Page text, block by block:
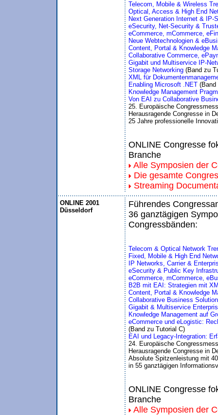
Telecom, Mobile & Wireless
Optical, Access & High End
Next Generation Internet & IP-
eSecurity, Net-Security &
eCommerce, mCommerce,
Neue Webtechnologien &
Content, Portal & Knowledge
Collaborative Commerce,
Gigabit und Multiservice IP-
Storage Networking (Band zu
XML für
Enabling Microsoft .NET (Band
Knowledge Management
Von EAI zu Collaborative
25. Europäische
Herausragende Congresse in
25 Jahre professionelle
ONLINE Congresse
Branche
Alle Symposien der
Die gesamte
Streaming
ONLINE 2001
Düsseldorf
Führendes
36 ganztägigen
Congressbänden:
Telecom & Optical Network
Fixed, Mobile & High End
IP Networks, Carrier &
eSecurity & Public Key
eCommerce, mCommerce,
B2B mit EAI: Strategien mit
Content, Portal & Knowledge
Collaborative Business
Gigabit & Multiservice
Knowledge Management auf
eCommerce und eLogistic:
(Band zu Tutorial C)
EAI und Legacy-Integration:
24. Europäische
Herausragende Congresse in
Absolute Spitzenleistung mit
in 55 ganztägigen
ONLINE Congresse
Branche
Alle Symposien der